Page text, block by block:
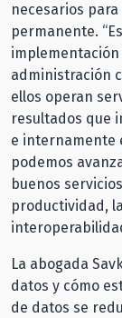
necesarios
permanente.
administración
ellos operan
resultados que
e internamente
podemos
buenos
productividad,
La abogada
datos y cómo
de datos se